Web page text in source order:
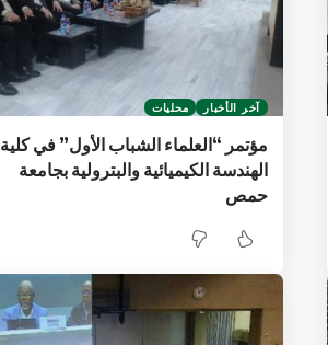
آخر الأخبار محليات
مؤتمر “العلماء الشباب الأول” في كلية
الهندسة الكيميائية والبترولية بجامعة
حمص